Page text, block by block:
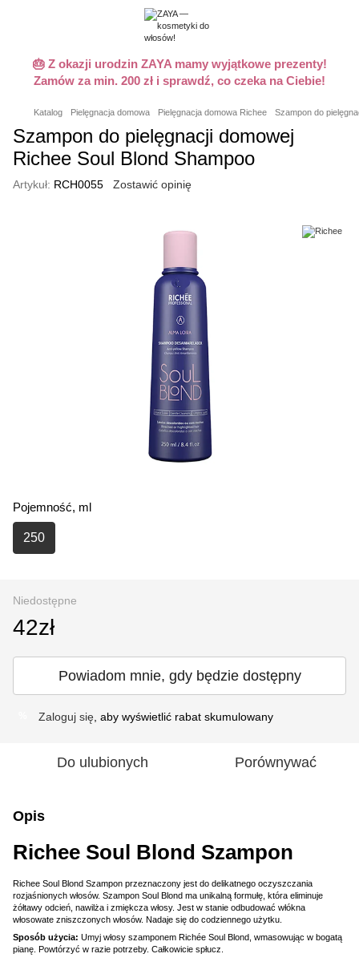
🎂 Z okazji urodzin ZAYA mamy wyjątkowe prezenty!
Zamów za min. 200 zł i sprawdź, co czeka na Ciebie!
Katalog Pielęgnacja domowa Pielęgnacja domowa Richee Szampon do
Szampon do pielęgnacji domowej
Richee Soul Blond Shampoo
Artykuł: RCH0055 Zostawić opinię
Pojemność, ml
250
Niedostępne
42zł
Powiadom mnie, gdy będzie dostępny
Zaloguj się , aby wyświetlić rabat skumulowany
Do ulubionych Porównywać
Opis
Richee Soul Blond Szampon
Richee Soul Blond Szampon przeznaczony jest do delikatnego oczyszczania
rozjaśnionych włosów. Szampon Soul Blond ma unikalną formułę, która eliminuje
żółtawy odcień, nawilża i zmiękcza włosy. Jest w stanie odbudować włókna
włosowate zniszczonych włosów. Nadaje się do codziennego użytku.
Sposób użycia: Umyj włosy szamponem Richée Soul Blond, wmasowując w bogatą
pianę. Powtórzyć w razie potrzeby. Całkowicie spłucz.